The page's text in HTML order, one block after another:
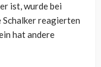
ist, wurde bei
Schalker reagierten
hat andere